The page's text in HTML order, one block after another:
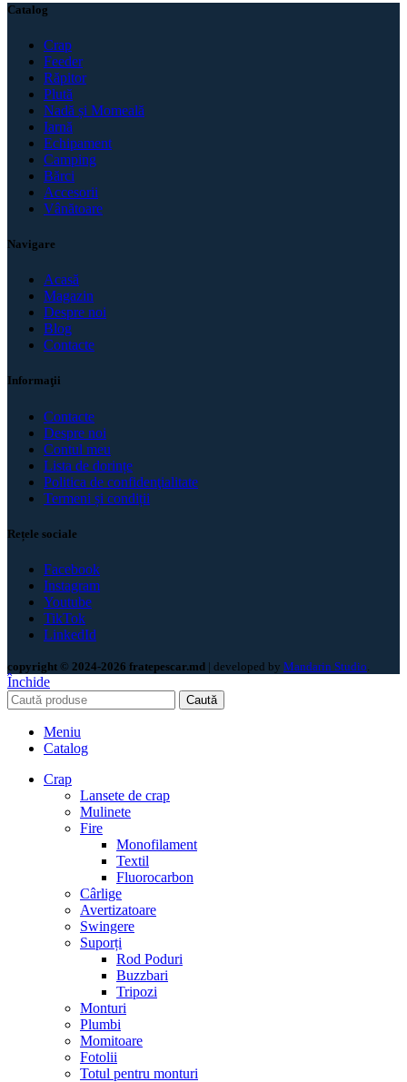
Catalog
Crap
Feeder
Răpitor
Plută
Nadă și Momeală
Iarnă
Echipament
Camping
Bărci
Accesorii
Vânătoare
Navigare
Acasă
Magazin
Despre noi
Blog
Contacte
Informaţii
Contacte
Despre noi
Contul meu
Lista de dorințe
Politica de confidenţialitate
Termeni și condiții
Rețele sociale
Facebook
Instagram
Youtube
TikTok
LinkedId
copyright © 2024-2026 fratepescar.md | developed by Mandarin Studio
Închide
Caută
Meniu
Catalog
Crap
Lansete de crap
Mulinete
Fire
Monofilament
Textil
Fluorocarbon
Cârlige
Avertizatoare
Swingere
Suporți
Rod Poduri
Buzzbari
Tripozi
Monturi
Plumbi
Momitoare
Fotolii
Totul pentru monturi